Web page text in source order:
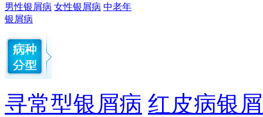
男性银屑病 女性银屑病 中老年
银屑病
寻常型银屑病 红皮病银